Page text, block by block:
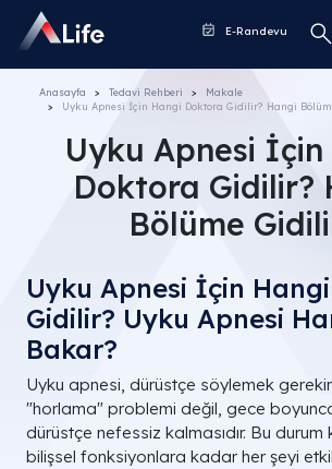
E-Randevu
Anasayfa Tedavi Rehberi
Makale
Uyku Apnesi İçin Hangi Doktora Gidilir​? Hangi
Uyku Apnesi İçin
Doktora Gidilir​?
Bölüme
Uyku Apnesi İçin
Gidilir? Uyku Apnesi
Bakar?
Uyku apnesi, dürüstçe söylemek
"horlama" problemi değil, gece
dürüstçe nefessiz kalmasıdır. Bu durum
bilişsel fonksiyonlara kadar her şeyi